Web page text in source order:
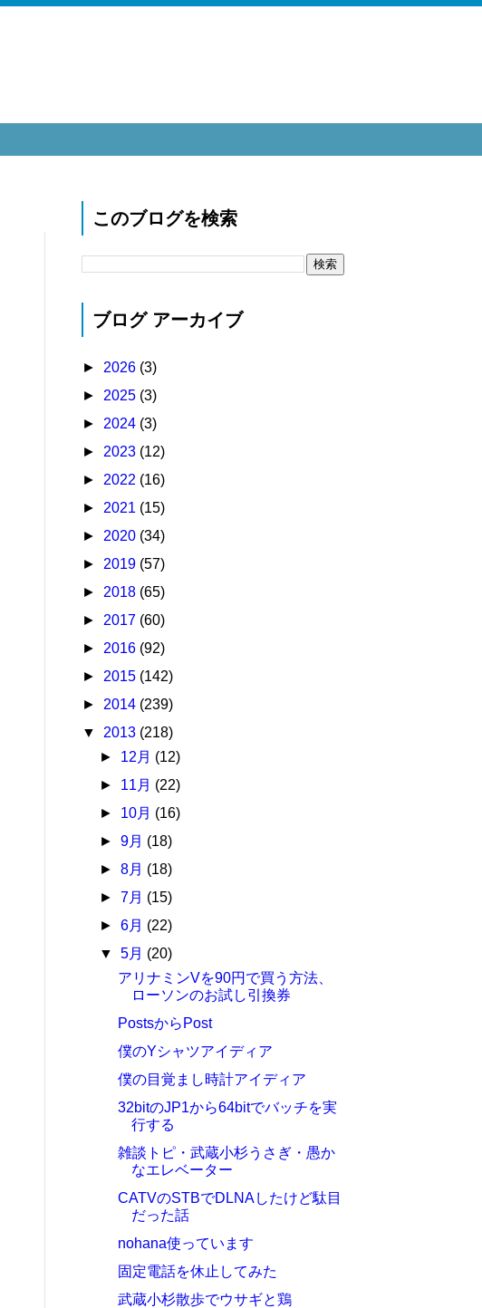
このブログを検索
ブログ アーカイブ
► 2026 (3)
► 2025 (3)
► 2024 (3)
► 2023 (12)
► 2022 (16)
► 2021 (15)
► 2020 (34)
► 2019 (57)
► 2018 (65)
► 2017 (60)
► 2016 (92)
► 2015 (142)
► 2014 (239)
▼ 2013 (218)
► 12月 (12)
► 11月 (22)
► 10月 (16)
►9月 (18)
►8月 (18)
►7月 (15)
►6月 (22)
▼5月 (20)
アリナミンVを90円で買う方法、
ローソンのお試し引換券
PostsからPost
僕のYシャツアイディア
僕の目覚まし時計アイディア
32bitのJP1から64bitでバッチを実
行する
雑談トピ・武蔵小杉うさぎ・愚か
なエレベーター
CATVのSTBでDLNAしたけど駄目
だった話
nohana使っています
固定電話を休止してみた
武蔵小杉散歩でウサギと鶏